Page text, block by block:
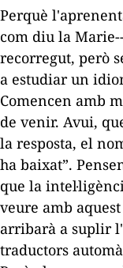
Perquè
com diu la
recorregut, però
a estudiar un
Comencen amb
de venir. Avui,
la resposta, el
ha baixat”.
que la
veure amb
arribarà a suplir
traductors